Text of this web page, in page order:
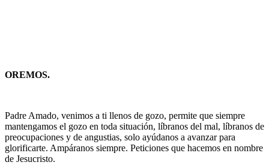
OREMOS.
Padre Amado, venimos a ti llenos de gozo, permite que siempre
mantengamos el gozo en toda situación, líbranos del mal, líbranos de
preocupaciones y de angustias, solo ayúdanos a avanzar para
glorificarte. Ampáranos siempre. Peticiones que hacemos en nombre
de Jesucristo.